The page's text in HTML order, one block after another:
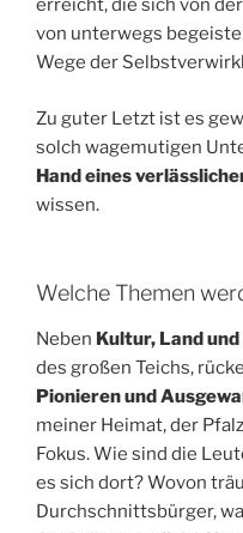
erreicht, die sich von
von unterwegs
Wege der
Zu guter Letzt ist es
solch wagemutigen
Hand eines
wissen.
Welche Themen
Neben Kultur, Land
des großen Teichs,
Pionieren und
meiner Heimat, der
Fokus. Wie sind die
es sich dort? Wovon
Durchschnittsbürger,